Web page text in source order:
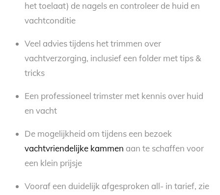
het toelaat) de nagels en controleer de huid en
vachtconditie
Veel advies tijdens het trimmen over
vachtverzorging, inclusief een folder met tips &
tricks
Een professioneel trimster met kennis over huid
en vacht
De mogelijkheid om tijdens een bezoek
vachtvriendelijke kammen aan te schaffen voor
een klein prijsje
Vooraf een duidelijk afgesproken all- in tarief, zie